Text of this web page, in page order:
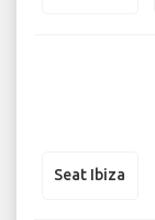
Seat Ibiza